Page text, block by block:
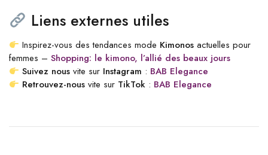
Liens externes utiles
Inspirez-vous des tendances mode Kimonos actuelles pour
femmes – Shopping: le kimono, l’allié des beaux jours
Suivez nous vite sur Instagram : BAB Elegance
Retrouvez-nous vite sur TikTok : BAB Elegance